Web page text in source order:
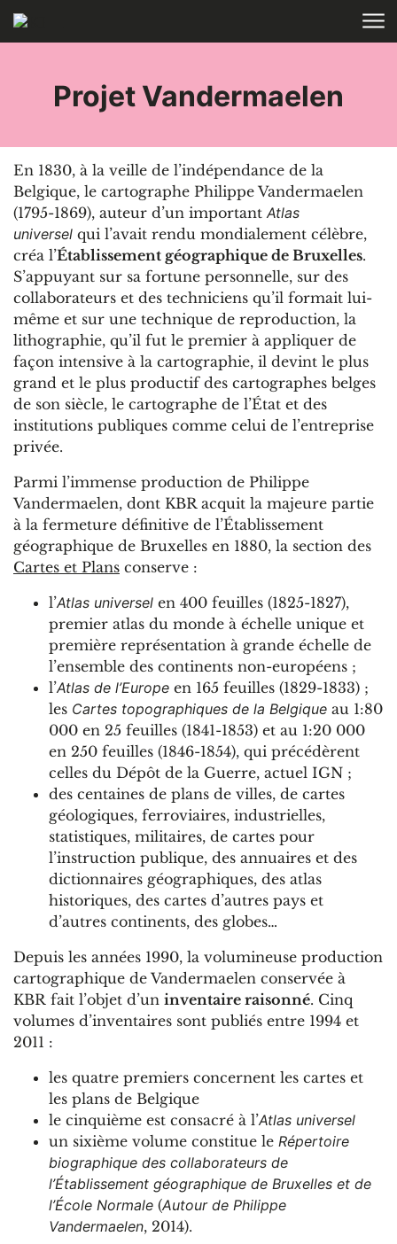
Aller au contenu
Projet Vandermaelen
En 1830, à la veille de l’indépendance de la
Belgique, le cartographe Philippe Vandermaelen
(1795-1869), auteur d’un important Atlas
universel qui l’avait rendu mondialement célèbre,
créa l’Établissement géographique de Bruxelles.
S’appuyant sur sa fortune personnelle, sur des
collaborateurs et des techniciens qu’il formait lui-
même et sur une technique de reproduction, la
lithographie, qu’il fut le premier à appliquer de
façon intensive à la cartographie, il devint le plus
grand et le plus productif des cartographes belges
de son siècle, le cartographe de l’État et des
institutions publiques comme celui de l’entreprise
privée.
Parmi l’immense production de Philippe
Vandermaelen, dont KBR acquit la majeure partie
à la fermeture définitive de l’Établissement
géographique de Bruxelles en 1880, la section des
Cartes et Plans conserve :
l’Atlas universel en 400 feuilles (1825-1827),
premier atlas du monde à échelle unique et
première représentation à grande échelle de
l’ensemble des continents non-européens ;
l’Atlas de l’Europe en 165 feuilles (1829-1833) ;
les Cartes topographiques de la Belgique au 1:80
000 en 25 feuilles (1841-1853) et au 1:20 000
en 250 feuilles (1846-1854), qui précédèrent
celles du Dépôt de la Guerre, actuel IGN ;
des centaines de plans de villes, de cartes
géologiques, ferroviaires, industrielles,
statistiques, militaires, de cartes pour
l’instruction publique, des annuaires et des
dictionnaires géographiques, des atlas
historiques, des cartes d’autres pays et
d’autres continents, des globes…
Depuis les années 1990, la volumineuse production
cartographique de Vandermaelen conservée à
KBR fait l’objet d’un inventaire raisonné. Cinq
volumes d’inventaires sont publiés entre 1994 et
2011 :
les quatre premiers concernent les cartes et
les plans de Belgique
le cinquième est consacré à l’Atlas universel
un sixième volume constitue le Répertoire
biographique des collaborateurs de
l’Établissement géographique de Bruxelles et de
l’École Normale (Autour de Philippe
Vandermaelen, 2014).